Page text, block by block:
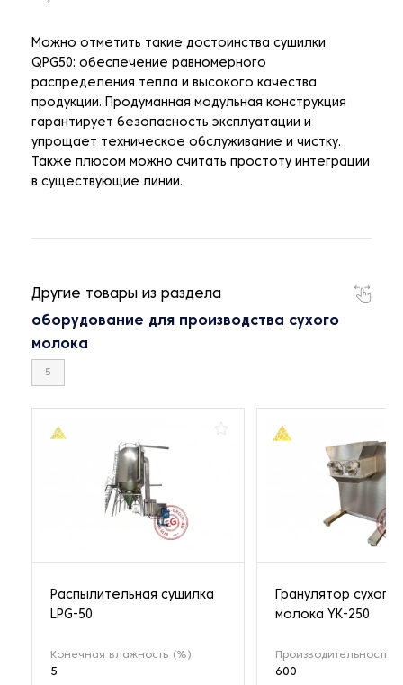
Можно отметить такие достоинства сушилки
QPG50: обеспечение равномерного
распределения тепла и высокого качества
продукции. Продуманная модульная конструкция
гарантирует безопасность эксплуатации и
упрощает техническое обслуживание и чистку.
Также плюсом можно считать простоту интеграции
в существующие линии.
Другие товары из раздела
оборудование для производства сухого
молока
5
Распылительная сушилка
LPG-50
Конечная влажность (%)
5
Гранулятор сухого
молока YK-250
Производительность
600